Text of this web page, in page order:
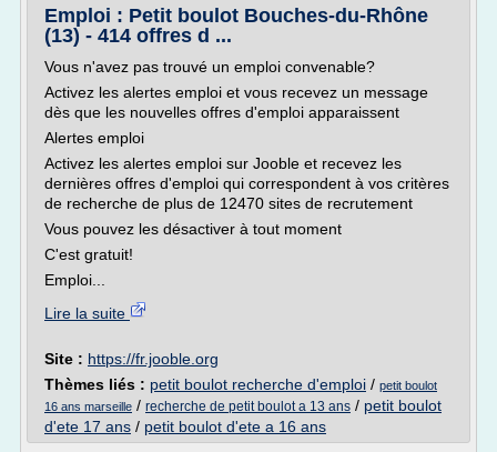
Emploi : Petit boulot Bouches-du-Rhône
(13) - 414 offres d ...
Vous n'avez pas trouvé un emploi convenable?
Activez les alertes emploi et vous recevez un message
dès que les nouvelles offres d'emploi apparaissent
Alertes emploi
Activez les alertes emploi sur Jooble et recevez les
dernières offres d'emploi qui correspondent à vos critères
de recherche de plus de 12470 sites de recrutement
Vous pouvez les désactiver à tout moment
C'est gratuit!
Emploi...
Lire la suite
Site : https://fr.jooble.org
Thèmes liés : petit boulot recherche d'emploi / petit boulot
16 ans marseille / recherche de petit boulot a 13 ans / petit boulot
d'ete 17 ans / petit boulot d'ete a 16 ans